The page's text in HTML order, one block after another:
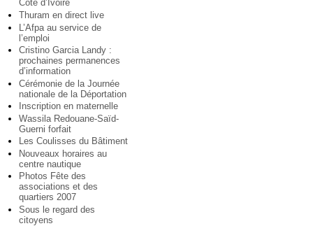
Côte d’Ivoire
Thuram en direct live
L’Afpa au service de
l’emploi
Cristino Garcia Landy :
prochaines permanences
d’information
Cérémonie de la Journée
nationale de la Déportation
Inscription en maternelle
Wassila Redouane-Saïd-
Guerni forfait
Les Coulisses du Bâtiment
Nouveaux horaires au
centre nautique
Photos Fête des
associations et des
quartiers 2007
Sous le regard des
citoyens